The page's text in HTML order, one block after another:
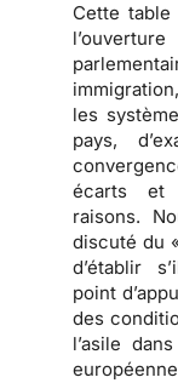
Cette table
les
pays,
écarts et
raisons.
discuté du
d’établir
point
des
l’asile